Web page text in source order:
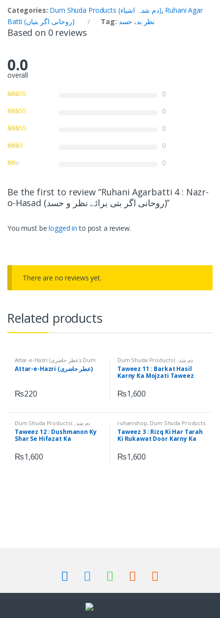
Categories: Dum Shuda Products (دم شدہ اشیاء), Ruhani Agar
Batti (روحانی اگر بتیاں)
Tag: نظر بد، حسد
Based on 0 reviews
0.0
overall
0
0
0
0
0
Be the first to review “Ruhani Agarbatti 4 : Nazr-
o-Hasad (روحانی اگر بتی برائے نظر و حسد)”
You must belogged in to post a review.
There are no reviews yet.
Related products
Attar-e-Hazri (عطر حاضری), Dum
,
Ruhani Attar (روحانی عطر) Attar-e-Hazri (عطر حاضری)
₨220
Dum Shuda Products (دم شدہ
Ruhani Taweezat (روحانی
تعویذات)
Taweez 11 : Barkat Hasil
Karny Ka Mojzati Taweez
₨1,600
Dum Shuda Products (دم شدہ
Ruhani Taweezat (روحانی
تعویذات)
Taweez 12 : Dushmanon Ky
Shar Se Hifazat Ka
کے شر سے حفاظت کا کرشماتی
تعویذ) ₨1,600
ruhanishop, Dum Shuda Products
,Ruhani Taweezat
(روحانی تعویذات)
Taweez 3 : Rizq Ki Har Tarah
Ki Rukawat Door Karny Ka
طرح کی رکاوٹ دور کرنے کا قرآنی
تعویذ) ₨1,600